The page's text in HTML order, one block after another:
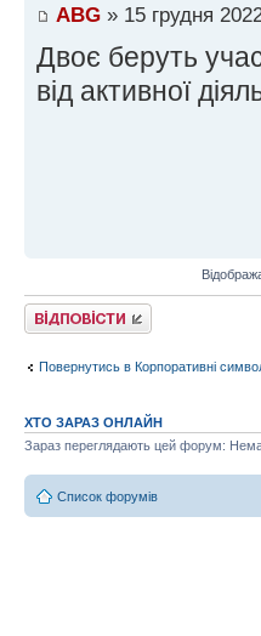
ABG » 15 грудня
Двоє беруть
від активної
Відповісти
Повернутись в Корпоративні
ХТО ЗАРАЗ ОНЛАЙН
Зараз переглядають цей форум:
Список форумів